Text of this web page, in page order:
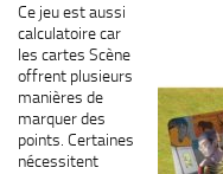
Ce jeu est aussi
calculatoire car
les cartes Scène
offrent plusieurs
manières de
marquer des
points. Certaines
nécessitent